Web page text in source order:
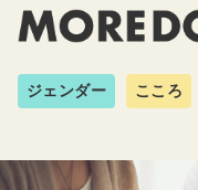
ジェンダー こころ